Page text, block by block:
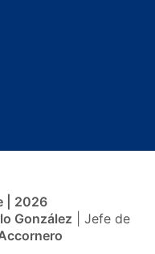
| 2026
González | Jefe de